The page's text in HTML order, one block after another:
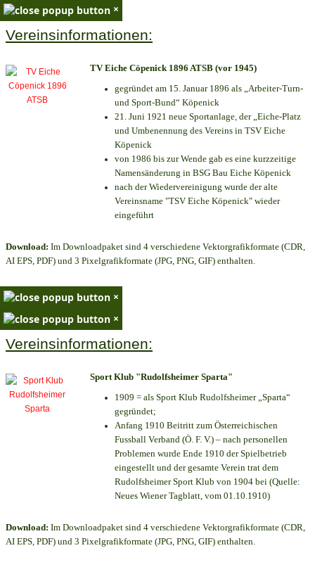
×
Vereinsinformationen:
TV Eiche Cöpenick 1896 ATSB (vor 1945)
gegründet am 15. Januar 1896 als „Arbeiter-Turn-
und Sport-Bund“ Köpenick
21. Juni 1921 neue Sportanlage, der „Eiche-Platz
und Umbenennung des Vereins in TSV Eiche
Köpenick
von 1986 bis zur Wende gab es eine kurzzeitige
Namensänderung in BSG Bau Eiche Köpenick
nach der Wiedervereinigung wurde der alte
Vereinsname "TSV Eiche Köpenick" wieder
eingeführt
Download: Im Downloadpaket sind 4 verschiedene Vektorgrafikformate (CDR,
AI EPS, PDF) und 3 Pixelgrafikformate (JPG, PNG, GIF) enthalten.
×
×
Vereinsinformationen:
Sport Klub "Rudolfsheimer Sparta"
1909 = als Sport Klub Rudolfsheimer „Sparta“
gegründet;
Anfang 1910 Beitritt zum Österreichischen
Fussball Verband (Ö. F. V.) – nach personellen
Problemen wurde Ende 1910 der Spielbetrieb
eingestellt und der gesamte Verein trat dem
Rudolfsheimer Sport Klub von 1904 bei (Quelle:
Neues Wiener Tagblatt, vom 01.10.1910)
Download: Im Downloadpaket sind 4 verschiedene Vektorgrafikformate (CDR,
AI EPS, PDF) und 3 Pixelgrafikformate (JPG, PNG, GIF) enthalten.